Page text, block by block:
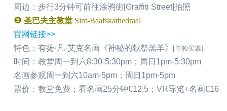
周边：步行3分钟可前往涂鸦街[Graffiti Street]拍照
❺ 圣巴夫主教堂 Sint-Baafskathedraal
官网链接>>
特色：有扬·凡·艾克名画《神秘的献祭羔羊》
[单独买票]
时间：教堂周一到六8:30-5:30pm；周日1pm-5:30pm
名画参观周一到六10am-5pm；周日1pm-5pm
票价：教堂免费；看名画25分钟€12.5；VR导览+名画€16